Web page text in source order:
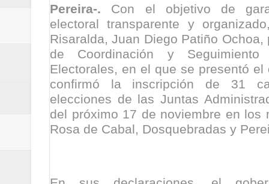
Regionetnoticias / Pereira
Regionetnoticias / Estas son
Regionetnoticias / Gobernación
ecoeficientes en Marquetalia
Regionetnoticias / Despliegue
Pereira-. Con el objetivo de
electoral transparente y
Risaralda, Juan Diego Patiño
de Coordinación y
Electorales, en el que se presentó
confirmó la inscripción de 31
elecciones de las Juntas
del próximo 17 de noviembre en los
Rosa de Cabal, Dosquebradas y